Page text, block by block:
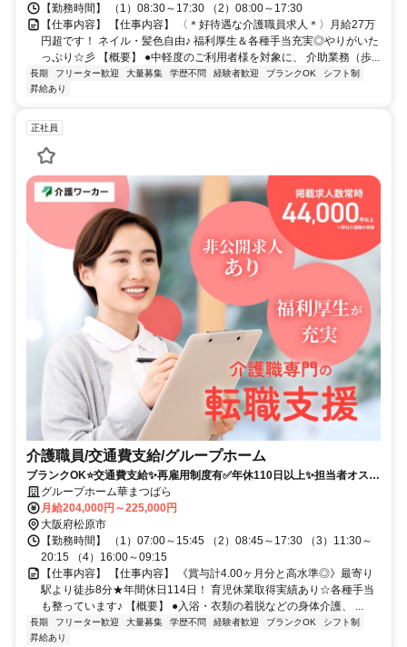
【勤務時間】 （1）08:30～17:30 （2）08:00～17:30
【仕事内容】 【仕事内容】 〈＊好待遇な介護職員求人＊〉月給27万
円超です！ ネイル・髪色自由♪ 福利厚生＆各種手当充実◎やりがいた
っぷり☆彡 【概要】 ●中軽度のご利用者様を対象に、 介助業務（歩...
長期 フリーター歓迎 大量募集 学歴不問 経験者歓迎 ブランクOK
シフト制
昇給あり
正社員
介護職員/交通費支給/グループホーム
ブランクOK⭐️交通費支給✨再雇用制度有✅️年休110日以上✨担当者オスス
メ⭕️経験者優遇✨週休2日❗️駅チカ
グループホーム華まつばら
月給204,000円～225,000円
大阪府松原市
【勤務時間】 （1）07:00～15:45 （2）08:45～17:30 （3）11:30～
20:15 （4）16:00～09:15
【仕事内容】 【仕事内容】 《賞与計4.00ヶ月分と高水準◎》最寄り
駅より徒歩8分★年間休日114日！ 育児休業取得実績あり☆各種手当
も整っています♪ 【概要】 ●入浴・衣類の着脱などの身体介護、 ...
長期 フリーター歓迎 大量募集 学歴不問 経験者歓迎 ブランクOK
シフト制
昇給あり